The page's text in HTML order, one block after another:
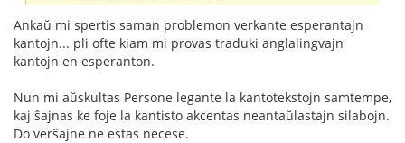
Ankaŭ mi spertis saman problemon verkante esperantajn
kantojn... pli ofte kiam mi provas traduki anglalingvajn
kantojn en esperanton.
Nun mi aŭskultas Persone legante la kantotekstojn samtempe,
kaj ŝajnas ke foje la kantisto akcentas neantaŭlastajn silabojn.
Do verŝajne ne estas necese.